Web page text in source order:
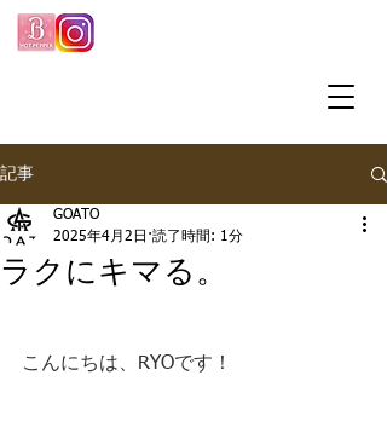
記事
ラクにキマる。
GOATO
2025年4月2日 読了時間: 1分
こんにちは、RYOです！